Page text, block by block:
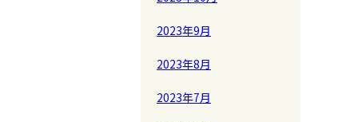
2023年9月
2023年8月
2023年7月